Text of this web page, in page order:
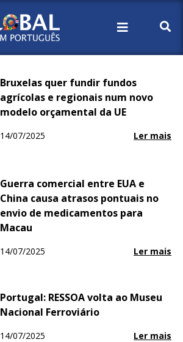
2025 Julho 14
Bruxelas quer fundir fundos
agrícolas e regionais num novo
modelo orçamental da UE
14/07/2025 Ler mais
Guerra comercial entre EUA e
China causa atrasos pontuais no
envio de medicamentos para
Macau
14/07/2025 Ler mais
Portugal: RESSOA volta ao Museu
Nacional Ferroviário
14/07/2025 Ler mais